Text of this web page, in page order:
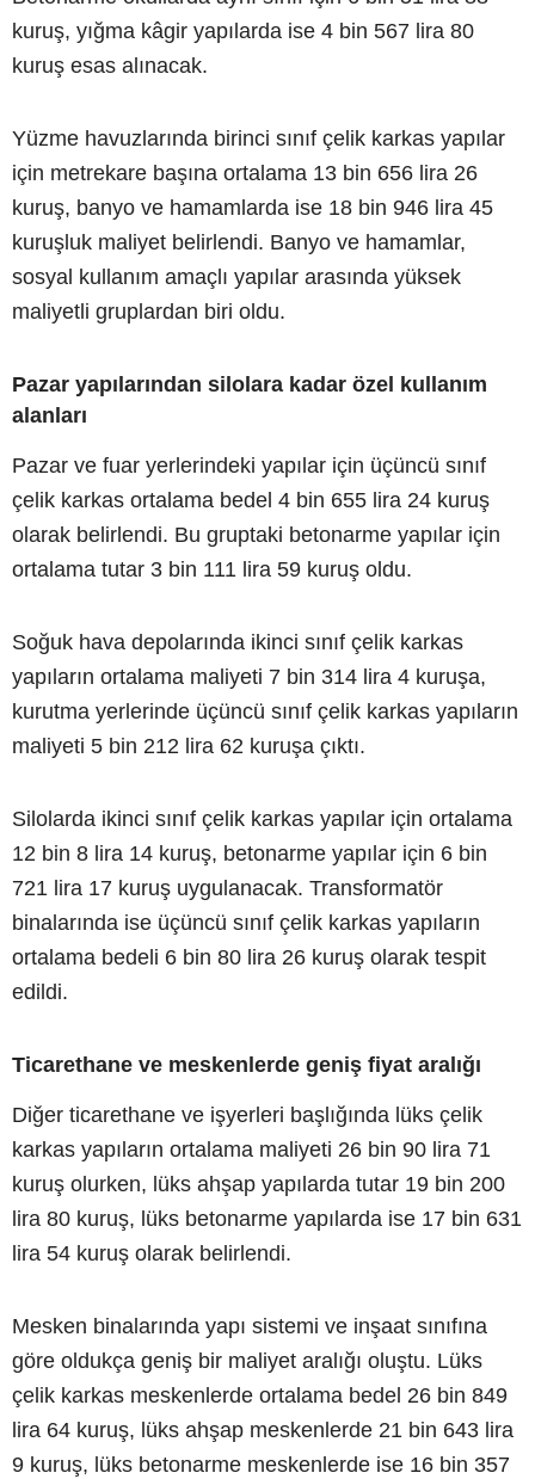
kuruş, yığma kâgir yapılarda ise 4 bin 567 lira 80
kuruş esas alınacak.
Yüzme havuzlarında birinci sınıf çelik karkas yapılar
için metrekare başına ortalama 13 bin 656 lira 26
kuruş, banyo ve hamamlarda ise 18 bin 946 lira 45
kuruşluk maliyet belirlendi. Banyo ve hamamlar,
sosyal kullanım amaçlı yapılar arasında yüksek
maliyetli gruplardan biri oldu.
Pazar yapılarından silolara kadar özel kullanım
alanları
Pazar ve fuar yerlerindeki yapılar için üçüncü sınıf
çelik karkas ortalama bedel 4 bin 655 lira 24 kuruş
olarak belirlendi. Bu gruptaki betonarme yapılar için
ortalama tutar 3 bin 111 lira 59 kuruş oldu.
Soğuk hava depolarında ikinci sınıf çelik karkas
yapıların ortalama maliyeti 7 bin 314 lira 4 kuruşa,
kurutma yerlerinde üçüncü sınıf çelik karkas yapıların
maliyeti 5 bin 212 lira 62 kuruşa çıktı.
Silolarda ikinci sınıf çelik karkas yapılar için ortalama
12 bin 8 lira 14 kuruş, betonarme yapılar için 6 bin
721 lira 17 kuruş uygulanacak. Transformatör
binalarında ise üçüncü sınıf çelik karkas yapıların
ortalama bedeli 6 bin 80 lira 26 kuruş olarak tespit
edildi.
Ticarethane ve meskenlerde geniş fiyat aralığı
Diğer ticarethane ve işyerleri başlığında lüks çelik
karkas yapıların ortalama maliyeti 26 bin 90 lira 71
kuruş olurken, lüks ahşap yapılarda tutar 19 bin 200
lira 80 kuruş, lüks betonarme yapılarda ise 17 bin 631
lira 54 kuruş olarak belirlendi.
Mesken binalarında yapı sistemi ve inşaat sınıfına
göre oldukça geniş bir maliyet aralığı oluştu. Lüks
çelik karkas meskenlerde ortalama bedel 26 bin 849
lira 64 kuruş, lüks ahşap meskenlerde 21 bin 643 lira
9 kuruş, lüks betonarme meskenlerde ise 16 bin 357